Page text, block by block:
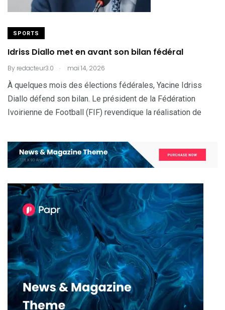
SPORTS
Idriss Diallo met en avant son bilan fédéral
By redacteur3.0 . mai 14, 2026
À quelques mois des élections fédérales, Yacine Idriss
Diallo défend son bilan. Le président de la Fédération
Ivoirienne de Football (FIF) revendique la réalisation de